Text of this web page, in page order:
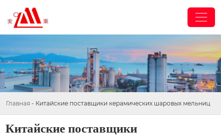
Главная - Китайские поставщики керамических шаровых мельниц
Китайские поставщики